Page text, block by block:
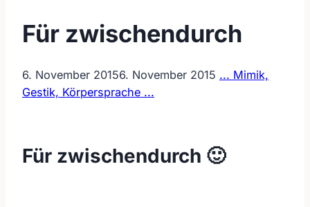
Für zwischendurch
6. November 20156. November 2015 ... Mimik,
Gestik, Körpersprache ...
Für zwischendurch 🙂